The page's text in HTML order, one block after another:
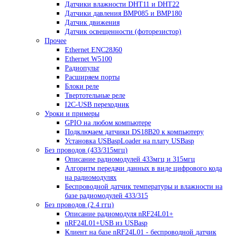
Датчики влажности DHT11 и DHT22
Датчики давления BMP085 и BMP180
Датчик движения
Датчик освещенности (фоторезистор)
Прочее
Ethernet ENC28J60
Ethernet W5100
Радиопульт
Расширяем порты
Блоки реле
Твертотельные реле
I2C-USB переходник
Уроки и примеры
GPIO на любом компьютере
Подключаем датчики DS18B20 к компьютеру
Установка USBaspLoader на плату USBasp
Без проводов (433/315мгц)
Описание радиомодулей 433мгц и 315мгц
Алгоритм передачи данных в виде цифрового кода
на радиомодулях
Беспроводной датчик температуры и влажности на
базе радиомодулей 433/315
Без проводов (2.4 ггц)
Описание радиомодуля nRF24L01+
nRF24L01+USB из USBasp
Клиент на базе nRF24L01 - беспроводной датчик